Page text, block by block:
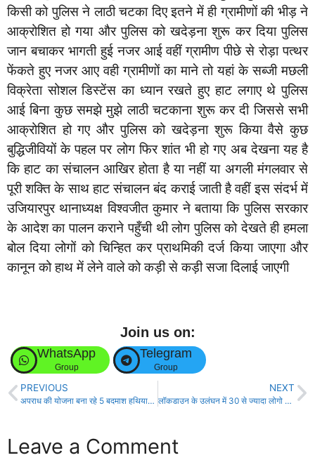
किसी को पुलिस ने लाठी चटका दिए इतने में ही ग्रामीणों की भीड़ ने
आक्रोशित हो गया और पुलिस को खदेड़ना शुरू कर दिया पुलिस
जान बचाकर भागती हुई नजर आई वहीं ग्रामीण पीछे से रोड़ा पत्थर
फेंकते हुए नजर आए वही ग्रामीणों का माने तो यहां के सब्जी मछली
विक्रेता सोशल डिस्टेंस का ध्यान रखते हुए हाट लगाए थे पुलिस
आई बिना कुछ समझे मुझे लाठी चटकाना शुरू कर दी जिससे सभी
आक्रोशित हो गए और पुलिस को खदेड़ना शुरू किया वैसे कुछ
बुद्धिजीवियों के पहल पर लोग फिर शांत भी हो गए अब देखना यह है
कि हाट का संचालन आखिर होता है या नहीं या अगली मंगलवार से
पूरी शक्ति के साथ हाट संचालन बंद कराई जाती है वहीं इस संदर्भ में
उजियारपुर थानाध्यक्ष विश्वजीत कुमार ने बताया कि पुलिस सरकार
के आदेश का पालन कराने पहुँची थी लोग पुलिस को देखते ही हमला
बोल दिया लोगों को चिन्हित कर प्राथमिकी दर्ज किया जाएगा और
कानून को हाथ में लेने वाले को कड़ी से कड़ी सजा दिलाई जाएगी
Join us on:
WhatsApp
Group
Telegram
Group
PREVIOUS
अपराध की योजना बना रहे 5 बदमाश हथियार समेत गिरफ्तार !
NEXT
लॉकडाउन के उलंघन में 30 से ज्यादा लोगो को पुलिस की विशेष दल ने पकड़ा !
Leave a Comment